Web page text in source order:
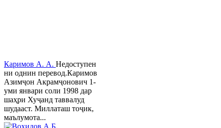
Каримов А. А. Недоступен
ни однин перевод.Каримов
Азимҷон Акрамҷонович 1-
уми январи соли 1998 дар
шаҳри Хуҷанд таввалуд
шудааст. Миллаташ тоҷик,
маълумота...